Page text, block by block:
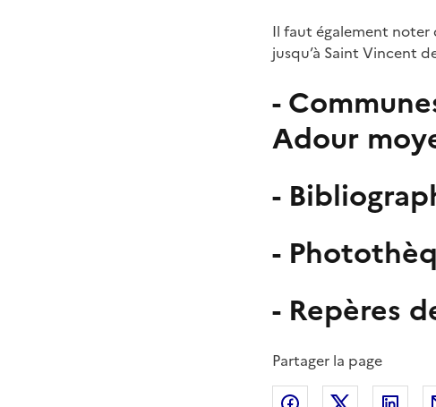
Il faut également noter
jusqu’à Saint Vincent
-
Adour
-
-
- Repères
Partager la page